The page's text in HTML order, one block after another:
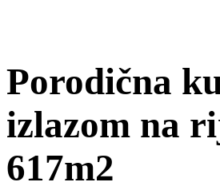
Porodična
izlazom na
617m2